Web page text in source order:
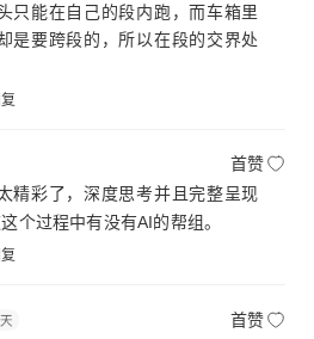
只能在自己的段内跑，而车箱里
是要跨段的，所以在段的交界处
首赞
精彩了，深度思考并且完整呈现
个过程中有没有AI的帮组。
首赞